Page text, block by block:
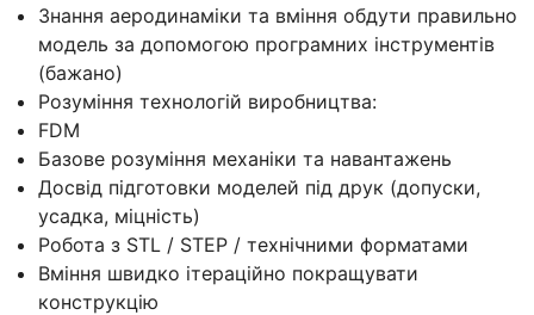
Знання аеродинаміки та вміння обдути правильно
модель за допомогою програмних інструментів
(бажано)
Розуміння технологій виробництва:
FDM
Базове розуміння механіки та навантажень
Досвід підготовки моделей під друк (допуски,
усадка, міцність)
Робота з STL / STEP / технічними форматами
Вміння швидко ітераційно покращувати
конструкцію